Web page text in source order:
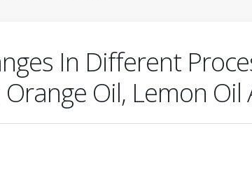
In Different
Oil, Lemon